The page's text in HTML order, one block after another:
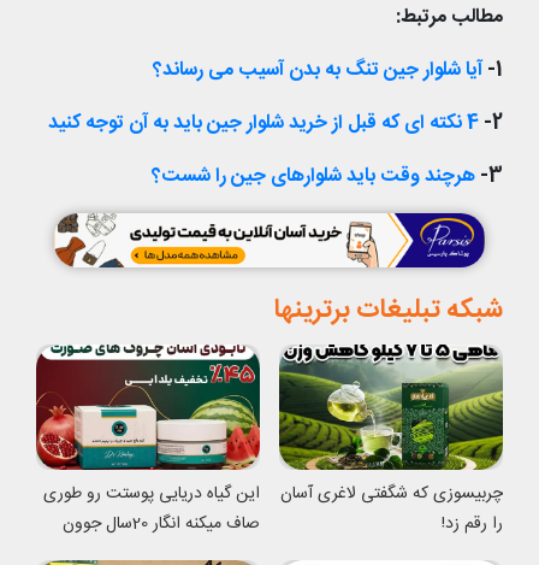
مطالب مرتبط:
1- آیا شلوار جین تنگ به بدن آسیب می رساند؟
2- 4 نکته ای که قبل از خرید شلوار جین باید به آن توجه کنید
3- هرچند وقت باید شلوارهای جین را شست؟
شبکه تبلیغات برترینها
چربیسوزی که شگفتی لاغری آسان
را رقم زد!
این گیاه دریایی پوستت رو طوری
صاف میکنه انگار 20سال جوون
شدی